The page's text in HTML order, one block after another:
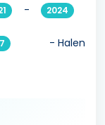
- 2024
- Halen